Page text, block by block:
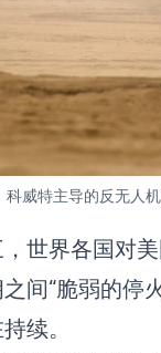
科威特主导的反无人
，世界各国对
间“脆弱的停
续。